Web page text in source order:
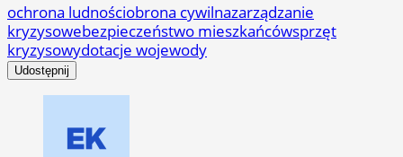
ochrona ludnościobrona cywilnazarządzanie
kryzysowebezpieczeństwo mieszkańcówsprzęt
kryzysowydotacje wojewody
Udostępnij